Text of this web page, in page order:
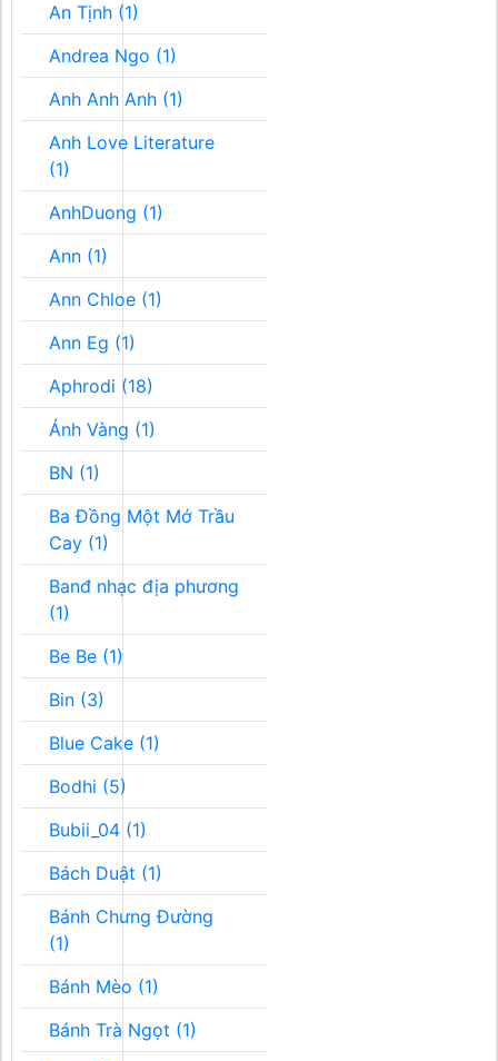
An Tịnh (1)
Andrea Ngo (1)
Anh Anh Anh (1)
Anh Love Literature
(1)
AnhDuong (1)
Ann (1)
Ann Chloe (1)
Ann Eg (1)
Aphrodi (18)
Ánh Vàng (1)
BN (1)
Ba Đồng Một Mớ Trầu
Cay (1)
Banđ nhạc địa phương
(1)
Be Be (1)
Bin (3)
Blue Cake (1)
Bodhi (5)
Bubii_04 (1)
Bách Duật (1)
Bánh Chưng Đường
(1)
Bánh Mèo (1)
Bánh Trà Ngọt (1)